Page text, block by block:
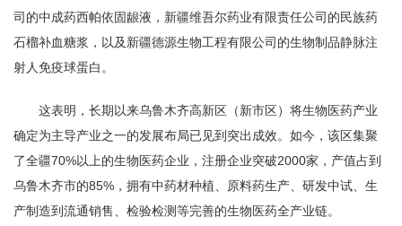
司的中成药西帕依固龈液，新疆维吾尔药业有限责任公司的民族药
石榴补血糖浆，以及新疆德源生物工程有限公司的生物制品静脉注
射人免疫球蛋白。
这表明，长期以来乌鲁木齐高新区（新市区）将生物医药产业
确定为主导产业之一的发展布局已见到突出成效。如今，该区集聚
了全疆70%以上的生物医药企业，注册企业突破2000家，产值占到
乌鲁木齐市的85%，拥有中药材种植、原料药生产、研发中试、生
产制造到流通销售、检验检测等完善的生物医药全产业链。